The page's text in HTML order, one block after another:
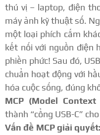
thú vị – laptop, điện
máy ảnh kỹ thuật số.
một loại phích cắm
kết nối với nguồn điện
phiền phức! Sau đó,
chuẩn hoạt động với
hóa cuộc sống, đúng
MCP (Model Context
thành “cổng USB-C”
Vấn đề MCP giải